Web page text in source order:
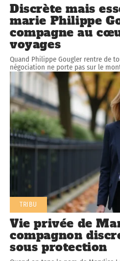
Discrète mais
marie Philippe
compagne au
voyages
Quand Philippe Gougler rentre de
négociation ne porte pas sur le
TRIBU
Vie privée de
compagnon
sous protection